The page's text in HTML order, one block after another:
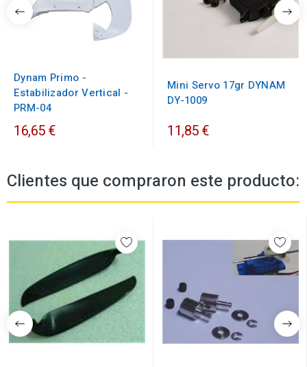
Dynam Primo -
Estabilizador Vertical -
PRM-04
16,65 €
Mini Servo 17gr DYNAM
DY-1009
11,85 €
Clientes que compraron este producto: